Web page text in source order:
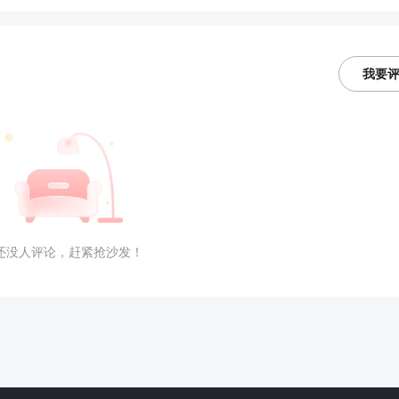
我要
没人评论，赶紧抢沙发！